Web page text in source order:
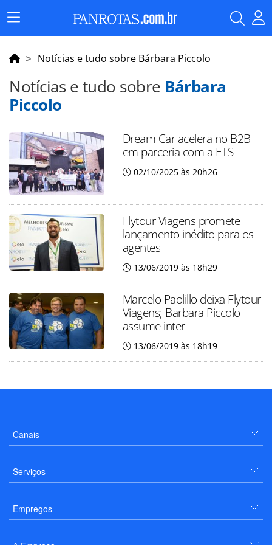
Menu
Principal
Notícias e tudo sobre Bárbara Piccolo
Notícias e tudo sobre Bárbara
Piccolo
Dream Car acelera no B2B
em parceria com a ETS
02/10/2025 às 20h26
Flytour Viagens promete
lançamento inédito para os
agentes
13/06/2019 às 18h29
Marcelo Paolillo deixa Flytour
Viagens; Barbara Piccolo
assume inter
13/06/2019 às 18h19
Canais
Serviços
Empregos